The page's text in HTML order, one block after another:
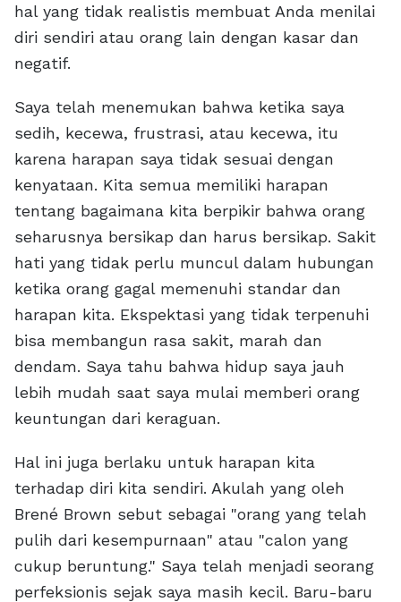
hal yang tidak realistis membuat Anda menilai
diri sendiri atau orang lain dengan kasar dan
negatif.
Saya telah menemukan bahwa ketika saya
sedih, kecewa, frustrasi, atau kecewa, itu
karena harapan saya tidak sesuai dengan
kenyataan. Kita semua memiliki harapan
tentang bagaimana kita berpikir bahwa orang
seharusnya bersikap dan harus bersikap. Sakit
hati yang tidak perlu muncul dalam hubungan
ketika orang gagal memenuhi standar dan
harapan kita. Ekspektasi yang tidak terpenuhi
bisa membangun rasa sakit, marah dan
dendam. Saya tahu bahwa hidup saya jauh
lebih mudah saat saya mulai memberi orang
keuntungan dari keraguan.
Hal ini juga berlaku untuk harapan kita
terhadap diri kita sendiri. Akulah yang oleh
Brené Brown sebut sebagai "orang yang telah
pulih dari kesempurnaan" atau "calon yang
cukup beruntung." Saya telah menjadi seorang
perfeksionis sejak saya masih kecil. Baru-baru